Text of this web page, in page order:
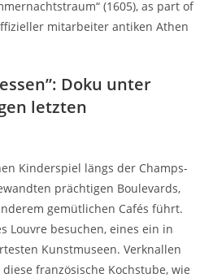
(1605), as part of
mitarbeiter antiken Athen
Doku unter
letzten
Kinderspiel längs der Champs-
prächtigen Boulevards,
gemütlichen Cafés führt.
Louvre besuchen, eines ein in
Kunstmuseen. Verknallen
französische Kochstube, wie